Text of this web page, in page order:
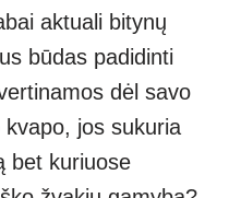
aktuali bitynų
būdas padidinti
dėl savo
jos sukuria
bet kuriuose